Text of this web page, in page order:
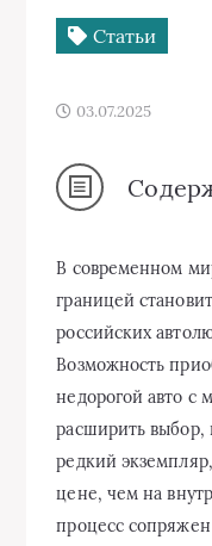
Статьи
03.07.2025
В современном
границей
российских
Возможность
недорогой авто с
расширить выбор,
редкий
цене, чем на
процесс